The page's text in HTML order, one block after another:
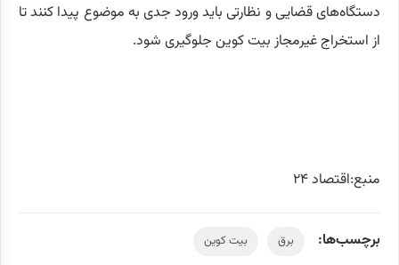
دستگاه‌های قضایی و نظارتی باید ورود جدی به موضوع پیدا کنند تا
از استخراج غیرمجاز بیت کوین جلوگیری شود.
منبع:اقتصاد ۲۴
برچسب‌ها: برق بیت کوین